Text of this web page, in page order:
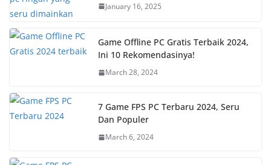
January 16, 2025
Game Offline PC Gratis Terbaik 2024,
Ini 10 Rekomendasinya!
March 28, 2024
7 Game FPS PC Terbaru 2024, Seru
Dan Populer
March 6, 2024